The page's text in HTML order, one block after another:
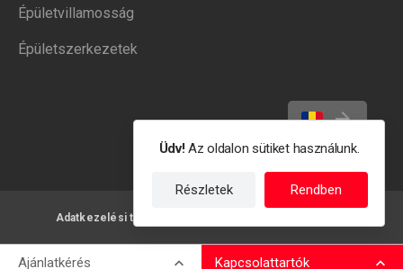
Épületvillamosság
Épületszerkezetek
Adatkezelési tájékoztató
Ajánlatkérés Kapcsolattartók
Üdv!Az oldalon sütiket használunk.
Részletek Rendben